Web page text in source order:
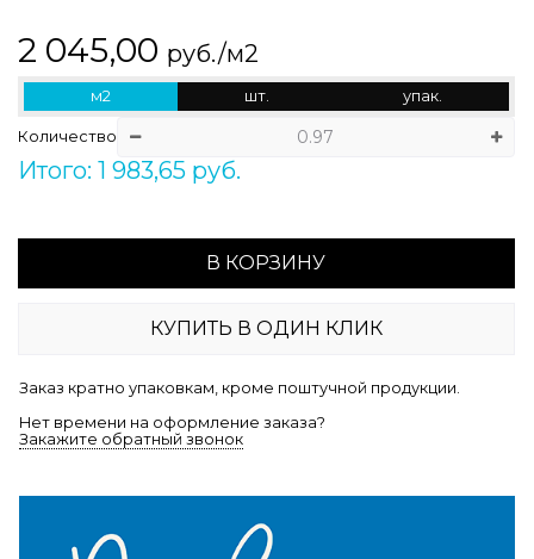
2 045,00 руб./м2
м2 шт. упак.
Количество
Итого: 1 983,65 руб.
В КОРЗИНУ
КУПИТЬ В ОДИН КЛИК
Заказ кратно упаковкам, кроме поштучной продукции.
Нет времени на оформление заказа?
Закажите обратный звонок